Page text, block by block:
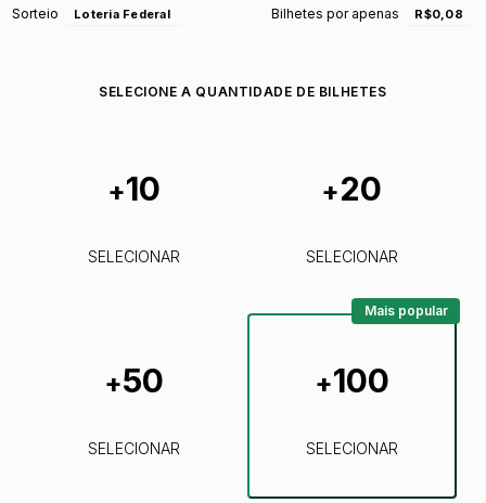
Sorteio Loteria Federal Bilhetes por apenas R$0,08
SELECIONE A QUANTIDADE DE BILHETES
+10
SELECIONAR
+20
SELECIONAR
+50
SELECIONAR
+100
SELECIONAR
Mais popular